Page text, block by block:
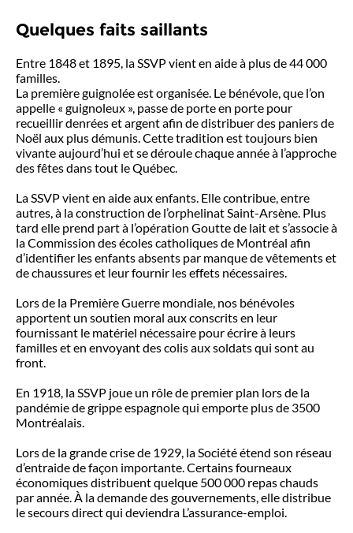
Quelques faits saillants
Entre 1848 et 1895, la SSVP vient en aide à plus de 44 000
familles.
La première guignolée est organisée. Le bénévole, que l’on
appelle « guignoleux », passe de porte en porte pour
recueillir denrées et argent afin de distribuer des paniers de
Noël aux plus démunis. Cette tradition est toujours bien
vivante aujourd’hui et se déroule chaque année à l’approche
des fêtes dans tout le Québec.
La SSVP vient en aide aux enfants. Elle contribue, entre
autres, à la construction de l’orphelinat Saint-Arsène. Plus
tard elle prend part à l’opération Goutte de lait et s’associe à
la Commission des écoles catholiques de Montréal afin
d’identifier les enfants absents par manque de vêtements et
de chaussures et leur fournir les effets nécessaires.
Lors de la Première Guerre mondiale, nos bénévoles
apportent un soutien moral aux conscrits en leur
fournissant le matériel nécessaire pour écrire à leurs
familles et en envoyant des colis aux soldats qui sont au
front.
En 1918, la SSVP joue un rôle de premier plan lors de la
pandémie de grippe espagnole qui emporte plus de 3500
Montréalais.
Lors de la grande crise de 1929, la Société étend son réseau
d’entraide de façon importante. Certains fourneaux
économiques distribuent quelque 500 000 repas chauds
par année. À la demande des gouvernements, elle distribue
le secours direct qui deviendra L’assurance-emploi.